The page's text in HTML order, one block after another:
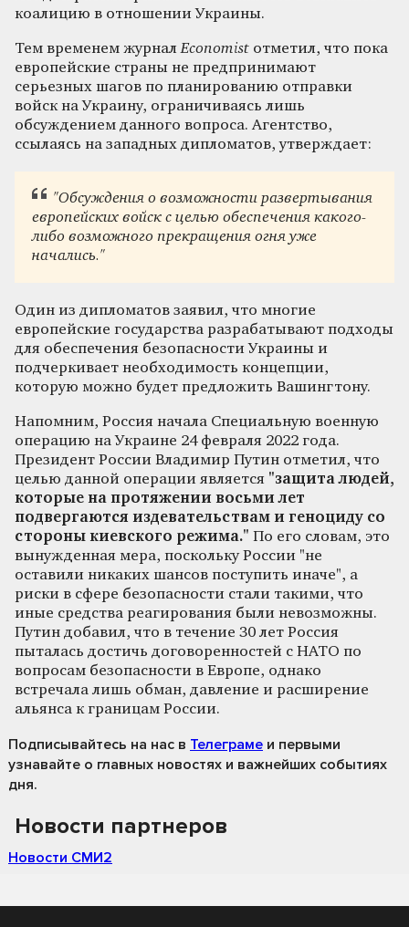
коалицию в отношении Украины.
Тем временем журналEconomist отметил, что пока
европейские страны не предпринимают
серьезных шагов по планированию отправки
войск на Украину, ограничиваясь лишь
обсуждением данного вопроса. Агентство,
ссылаясь на западных дипломатов, утверждает:
"Обсуждения о возможности развертывания
европейских войск с целью обеспечения какого-
либо возможного прекращения огня уже
начались."
Один из дипломатов заявил, что многие
европейские государства разрабатывают подходы
для обеспечения безопасности Украины и
подчеркивает необходимость концепции,
которую можно будет предложить Вашингтону.
Напомним, Россия начала Специальную военную
операцию на Украине 24 февраля 2022 года.
Президент России Владимир Путин отметил, что
целью данной операции является "защита людей,
которые на протяжении восьми лет
подвергаются издевательствам и геноциду со
стороны киевского режима." По его словам, это
вынужденная мера, поскольку России "не
оставили никаких шансов поступить иначе", а
риски в сфере безопасности стали такими, что
иные средства реагирования были невозможны.
Путин добавил, что в течение 30 лет Россия
пыталась достичь договоренностей с НАТО по
вопросам безопасности в Европе, однако
встречала лишь обман, давление и расширение
альянса к границам России.
Подписывайтесь на нас в Телеграме и первыми
узнавайте о главных новостях и важнейших событиях
дня.
Новости партнеров
Новости СМИ2